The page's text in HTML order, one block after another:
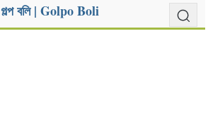
গল্প বলি | Golpo Boli